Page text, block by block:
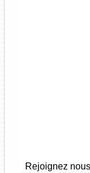
Rejoignez